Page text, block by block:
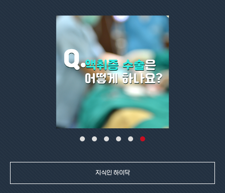
지식인 하이닥